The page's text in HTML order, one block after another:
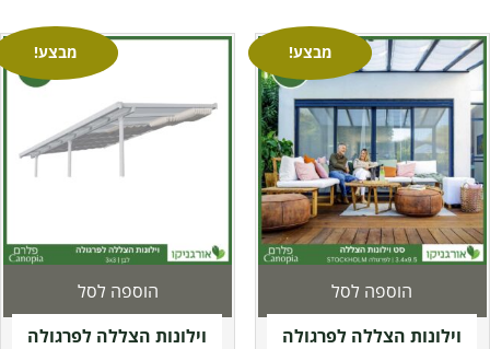
מבצע!
וילונות הצללה לפרגולה
הוספה לסל
מבצע!
וילונות הצללה לפרגולה
הוספה לסל